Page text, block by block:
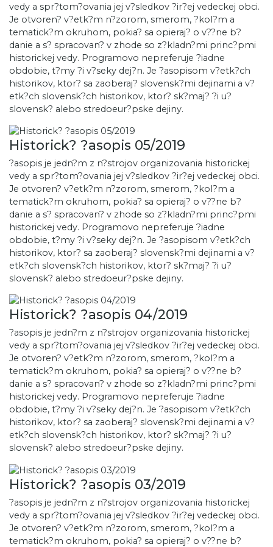
vedy a spr?tom?ovania jej v?sledkov ?ir?ej vedeckej obci.
Je otvoren? v?etk?m n?zorom, smerom, ?kol?m a
tematick?m okruhom, pokia? sa opieraj? o v??ne b?
danie a s? spracovan? v zhode so z?kladn?mi princ?pmi
historickej vedy. Programovo nepreferuje ?iadne
obdobie, t?my ?i v?seky dej?n. Je ?asopisom v?etk?ch
historikov, ktor? sa zaoberaj? slovensk?mi dejinami a v?
etk?ch slovensk?ch historikov, ktor? sk?maj? ?i u?
slovensk? alebo stredoeur?pske dejiny.
Historick? ?asopis 05/2019
?asopis je jedn?m z n?strojov organizovania historickej
vedy a spr?tom?ovania jej v?sledkov ?ir?ej vedeckej obci.
Je otvoren? v?etk?m n?zorom, smerom, ?kol?m a
tematick?m okruhom, pokia? sa opieraj? o v??ne b?
danie a s? spracovan? v zhode so z?kladn?mi princ?pmi
historickej vedy. Programovo nepreferuje ?iadne
obdobie, t?my ?i v?seky dej?n. Je ?asopisom v?etk?ch
historikov, ktor? sa zaoberaj? slovensk?mi dejinami a v?
etk?ch slovensk?ch historikov, ktor? sk?maj? ?i u?
slovensk? alebo stredoeur?pske dejiny.
Historick? ?asopis 04/2019
?asopis je jedn?m z n?strojov organizovania historickej
vedy a spr?tom?ovania jej v?sledkov ?ir?ej vedeckej obci.
Je otvoren? v?etk?m n?zorom, smerom, ?kol?m a
tematick?m okruhom, pokia? sa opieraj? o v??ne b?
danie a s? spracovan? v zhode so z?kladn?mi princ?pmi
historickej vedy. Programovo nepreferuje ?iadne
obdobie, t?my ?i v?seky dej?n. Je ?asopisom v?etk?ch
historikov, ktor? sa zaoberaj? slovensk?mi dejinami a v?
etk?ch slovensk?ch historikov, ktor? sk?maj? ?i u?
slovensk? alebo stredoeur?pske dejiny.
Historick? ?asopis 03/2019
?asopis je jedn?m z n?strojov organizovania historickej
vedy a spr?tom?ovania jej v?sledkov ?ir?ej vedeckej obci.
Je otvoren? v?etk?m n?zorom, smerom, ?kol?m a
tematick?m okruhom, pokia? sa opieraj? o v??ne b?